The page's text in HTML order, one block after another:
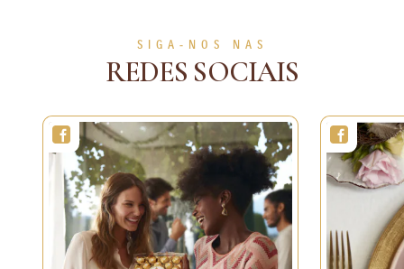
SIGA-NOS NAS
REDES SOCIAIS